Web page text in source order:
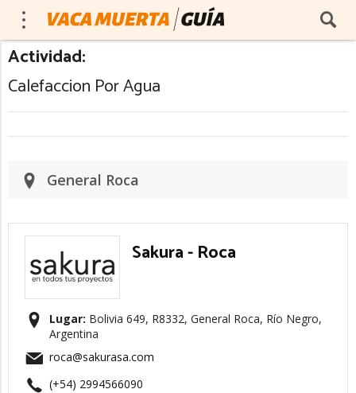
Actividad:
Calefaccion Por Agua
General Roca
Sakura - Roca
Lugar: Bolivia 649, R8332, General Roca, Río Negro,
Argentina
roca@sakurasa.com
(+54) 2994566090